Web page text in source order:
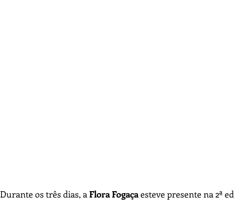
Durante os três dias, a Flora Fogaça esteve presente na 2ª